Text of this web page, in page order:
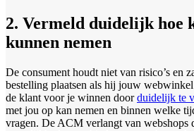
2. Vermeld duidelijk hoe
kunnen nemen
De consument houdt niet van risico’s en
bestelling plaatsen als hij jouw
de klant voor je winnen doorduidelijk te
met jou op kan nemen en binnen welke
vragen. De ACM verlangt van webshops